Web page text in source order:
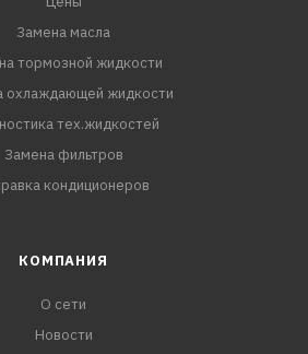
Замена масла
тормозной жидкости
охлаждающей жидкости
тех.жидкостей
Замена фильтров
кондиционеров
КОМПАНИЯ
О сети
Новости